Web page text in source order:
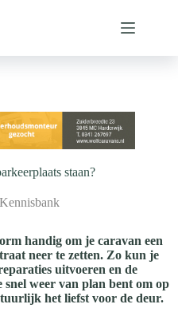
staan?
Kennisbank
handig om je caravan een
neer te zetten. Zo kun je
uitvoeren en de
weer van plan bent om op
het liefst voor de deur.